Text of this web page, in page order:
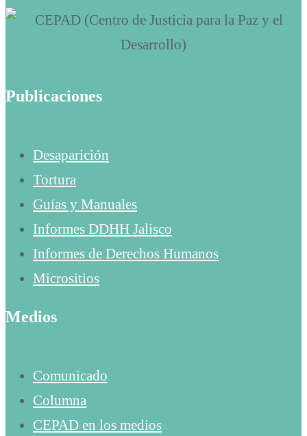
Publicaciones
Desaparición
Tortura
Guías y Manuales
Informes DDHH Jalisco
Informes de Derechos Humanos
Micrositios
Medios
Comunicado
Columna
CEPAD en los medios